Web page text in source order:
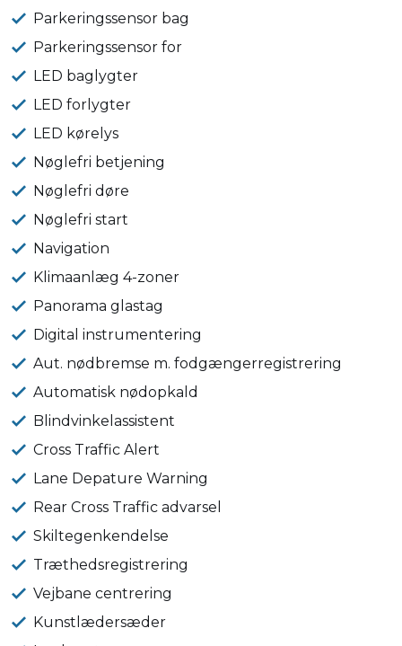
Parkeringssensor bag
Parkeringssensor for
LED baglygter
LED forlygter
LED kørelys
Nøglefri betjening
Nøglefri døre
Nøglefri start
Navigation
Klimaanlæg 4-zoner
Panorama glastag
Digital instrumentering
Aut. nødbremse m. fodgængerregistrering
Automatisk nødopkald
Blindvinkelassistent
Cross Traffic Alert
Lane Depature Warning
Rear Cross Traffic advarsel
Skiltegenkendelse
Træthedsregistrering
Vejbane centrering
Kunstlædersæder